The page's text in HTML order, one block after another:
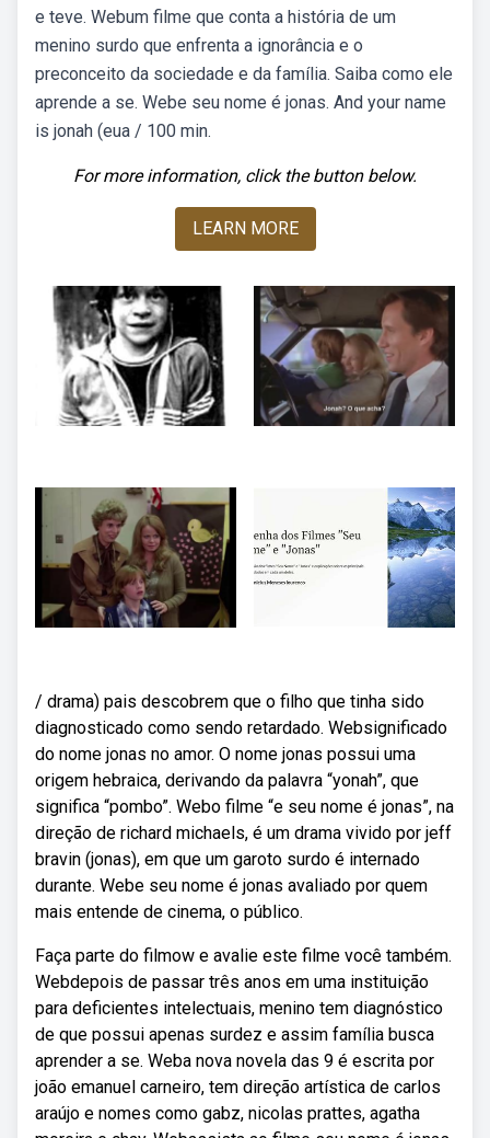
e teve. Webum filme que conta a história de um
menino surdo que enfrenta a ignorância e o
preconceito da sociedade e da família. Saiba como ele
aprende a se. Webe seu nome é jonas. And your name
is jonah (eua / 100 min.
For more information, click the button below.
LEARN MORE
/ drama) pais descobrem que o filho que tinha sido
diagnosticado como sendo retardado. Websignificado
do nome jonas no amor. O nome jonas possui uma
origem hebraica, derivando da palavra “yonah”, que
significa “pombo”. Webo filme “e seu nome é jonas”, na
direção de richard michaels, é um drama vivido por jeff
bravin (jonas), em que um garoto surdo é internado
durante. Webe seu nome é jonas avaliado por quem
mais entende de cinema, o público.
Faça parte do filmow e avalie este filme você também.
Webdepois de passar três anos em uma instituição
para deficientes intelectuais, menino tem diagnóstico
de que possui apenas surdez e assim família busca
aprender a se. Weba nova novela das 9 é escrita por
joão emanuel carneiro, tem direção artística de carlos
araújo e nomes como gabz, nicolas prattes, agatha